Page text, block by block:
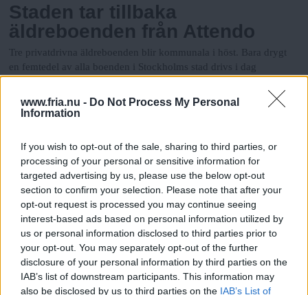
www.fria.nu - Do Not Process My Personal
Information
If you wish to opt-out of the sale, sharing to third parties, or
processing of your personal or sensitive information for
targeted advertising by us, please use the below opt-out
section to confirm your selection. Please note that after your
opt-out request is processed you may continue seeing
interest-based ads based on personal information utilized by
us or personal information disclosed to third parties prior to
your opt-out. You may separately opt-out of the further
disclosure of your personal information by third parties on the
IAB’s list of downstream participants. This information may
also be disclosed by us to third parties on the IAB’s List of
Staden tar tillbaka
äldreboenden från Attendo
Tre privatdrivna äldreboenden blir kommunala i höst. Bara drygt
en femtedel av alla boenden i Stockholms stad drivs i dag
Stockholms Fria
Staden tar tillbaka
äldreboenden från Attendo
Tre privatdrivna äldreboenden blir kommunala i höst. Bara en
femtedel av alla boenden i Stockholms stad drivs i dag kommunalt.
Stockholms Fria
Inget vinter-OS i Stockholm
Socialdemokraterna backar från OS-planerna på grund av svagt
politiskt stöd.Stockholms Fria